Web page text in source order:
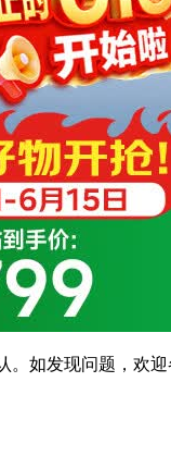
如发现问题，欢